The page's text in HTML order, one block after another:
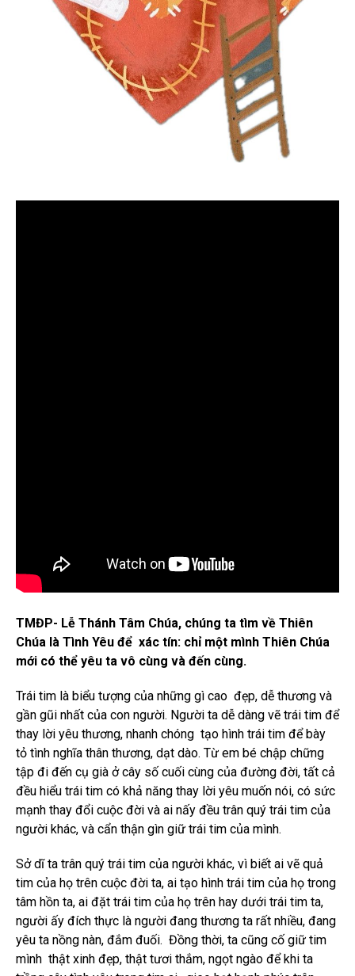
TMĐP- Lễ Thánh Tâm Chúa, chúng ta tìm về Thiên
Chúa là Tình Yêu để xác tín: chỉ một mình Thiên Chúa
mới có thể yêu ta vô cùng và đến cùng.
Trái tim là biểu tượng của những gì cao đẹp, dễ thương và
gần gũi nhất của con người. Người ta dễ dàng vẽ trái tim để
thay lời yêu thương, nhanh chóng tạo hình trái tim để bày
tỏ tình nghĩa thân thương, dạt dào. Từ em bé chập chững
tập đi đến cụ già ở cây số cuối cùng của đường đời, tất cả
đều hiểu trái tim có khả năng thay lời yêu muốn nói, có sức
mạnh thay đổi cuộc đời và ai nấy đều trân quý trái tim của
người khác, và cẩn thận gìn giữ trái tim của mình.
Sở dĩ ta trân quý trái tim của người khác, vì biết ai vẽ quả
tim của họ trên cuộc đời ta, ai tạo hình trái tim của họ trong
tâm hồn ta, ai đặt trái tim của họ trên hay dưới trái tim ta,
người ấy đích thực là người đang thương ta rất nhiều, đang
yêu ta nồng nàn, đắm đuối. Đồng thời, ta cũng cố giữ tim
mình thật xinh đẹp, thật tươi thắm, ngọt ngào để khi ta